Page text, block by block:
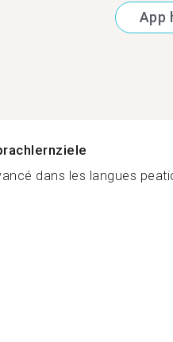
App
dans les langues